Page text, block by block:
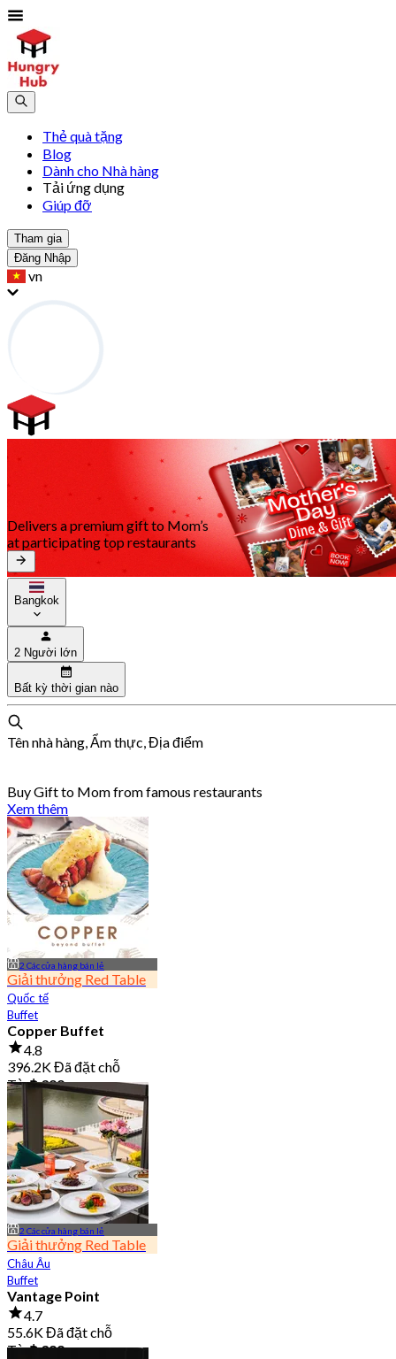
Thẻ quà tặng
Blog
Dành cho Nhà hàng
Tải ứng dụng
Giúp đỡ
Tham gia
Đăng Nhập
vn
Delivers a premium gift to Mom’s
at participating top restaurants
Bangkok
2 Người lớn
Bất kỳ thời gian nào
Tên nhà hàng, Ẩm thực, Địa điểm
Buy Gift to Mom from famous restaurants
Xem thêm
2 Các cửa hàng bán lẻ
Giải thưởng Red Table
Quốc tế
Buffet
Copper Buffet
4.8
396.2K Đã đặt chỗ
Từ฿ 399
2 Các cửa hàng bán lẻ
Giải thưởng Red Table
Châu Âu
Buffet
Vantage Point
4.7
55.6K Đã đặt chỗ
Từ฿ 399